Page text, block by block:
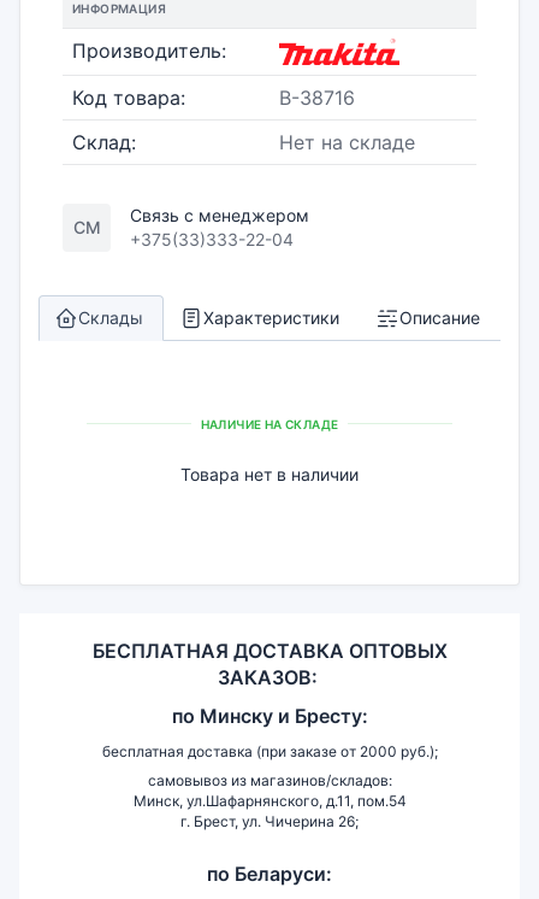
ИНФОРМАЦИЯ
Производитель:
Код товара:
B-38716
Склад:
Нет на складе
СМ
Связь с менеджером
+375(33)333-22-04
Склады Характеристики Описание
НАЛИЧИЕ НА СКЛАДЕ
Товара нет в наличии
БЕСПЛАТНАЯ ДОСТАВКА ОПТОВЫХ
ЗАКАЗОВ:
по Минску и Бресту:
бесплатная доставка (при заказе от 2000 руб.);
самовывоз из магазинов/складов:
Минск, ул.Шафарнянского, д.11, пом.54
г. Брест, ул. Чичерина 26;
по Беларуси: